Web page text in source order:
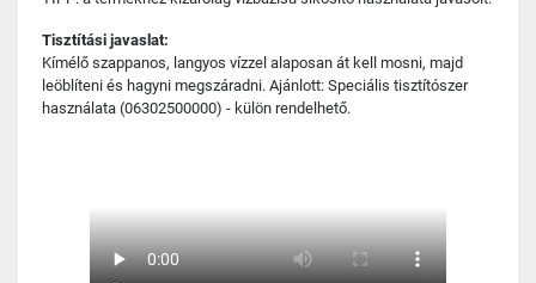
Tisztítási javaslat:
Kímélő szappanos, langyos vízzel alaposan át kell mosni, majd
leöblíteni és hagyni megszáradni. Ajánlott: Speciális tisztítószer
használata (06302500000) - külön rendelhető.